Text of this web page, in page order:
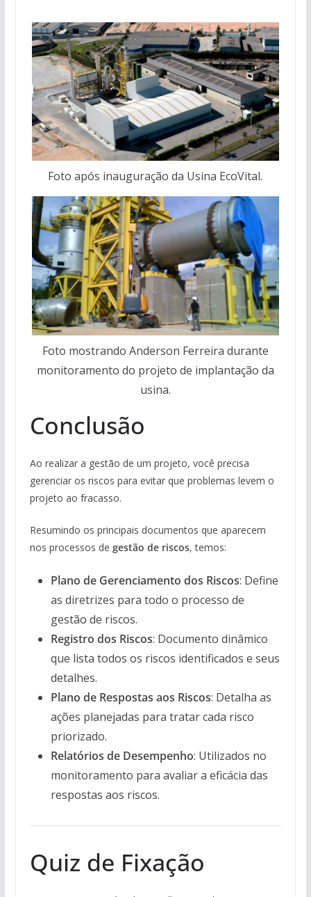
Foto após inauguração da Usina EcoVital.
Foto mostrando Anderson Ferreira durante
monitoramento do projeto de implantação da
usina.
Conclusão
Ao realizar a gestão de um projeto, você precisa
gerenciar os riscos para evitar que problemas levem o
projeto ao fracasso.
Resumindo os principais documentos que aparecem
nos processos de gestão de riscos, temos:
Plano de Gerenciamento dos Riscos: Define
as diretrizes para todo o processo de
gestão de riscos.
Registro dos Riscos: Documento dinâmico
que lista todos os riscos identificados e seus
detalhes.
Plano de Respostas aos Riscos: Detalha as
ações planejadas para tratar cada risco
priorizado.
Relatórios de Desempenho: Utilizados no
monitoramento para avaliar a eficácia das
respostas aos riscos.
Quiz de Fixação